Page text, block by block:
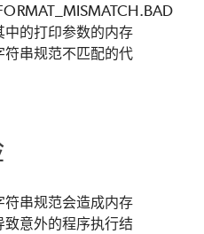
的打印参数的内存
串规范不匹配的代
串规范会造成内存
意外的程序执行结